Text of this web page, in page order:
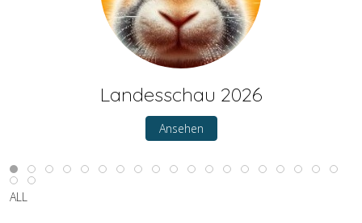
Landesschau 2026
Ansehen
ALL